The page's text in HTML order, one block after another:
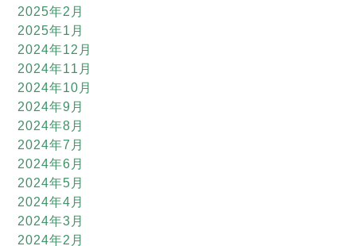
2025年2月
2025年1月
2024年12月
2024年11月
2024年10月
2024年9月
2024年8月
2024年7月
2024年6月
2024年5月
2024年4月
2024年3月
2024年2月